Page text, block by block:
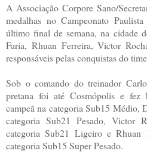
A Associação Corpore Sano/
medalhas no Campeonato
último final de semana, na cidade
Faria, Rhuan Ferreira, Victor
responsáveis pelas conquistas do
Sob o comando do treinador
pretana foi até Cosmópolis e fez
campeã na categoria Sub15 Médio,
categoria Sub21 Pesado, Victor
categoria Sub21 Ligeiro e
categoria Sub15 Super Pesado.